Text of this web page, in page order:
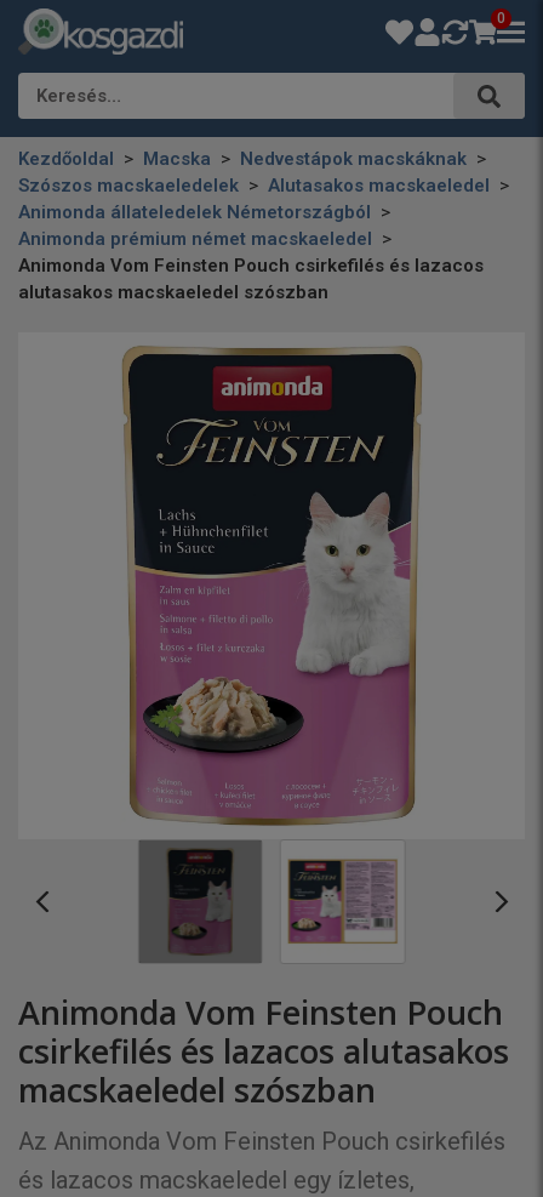
0
Keresés…
Kezdőoldal Macska
Nedvestápok macskáknak
Szószos macskaeledelek
Alutasakos macskaeledel
Animonda állateledelek Németországból
Animonda prémium német macskaeledel
Animonda Vom Feinsten Pouch csirkefilés és lazacos
alutasakos macskaeledel szószban
Animonda Vom Feinsten Pouch
csirkefilés és lazacos alutasakos
macskaeledel szószban
Az Animonda Vom Feinsten Pouch csirkefilés
és lazacos macskaeledel egy ízletes,